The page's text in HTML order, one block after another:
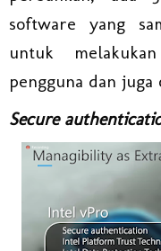
software yang
untuk
pengguna dan juga
Secure